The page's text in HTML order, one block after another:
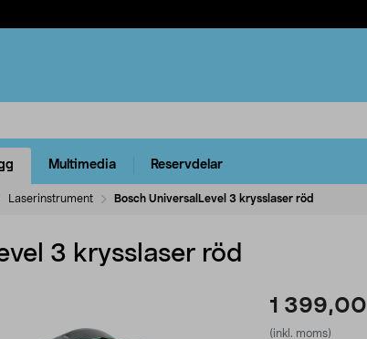
Multimedia Reservdelar
Laserinstrument Bosch UniversalLevel 3 krysslaser röd
3 krysslaser röd
1 399,00
(inkl. moms)